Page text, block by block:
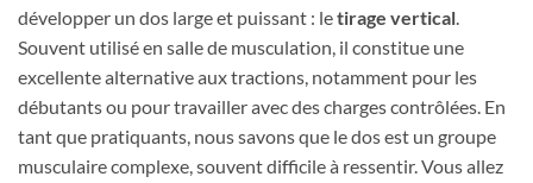
développer un dos large et puissant : letirage vertical.
Souvent utilisé en salle de musculation, il constitue une
excellente alternative aux tractions, notamment pour les
débutants ou pour travailler avec des charges contrôlées. En
tant que pratiquants, nous savons que le dos est un groupe
musculaire complexe, souvent difficile à ressentir. Vous allez